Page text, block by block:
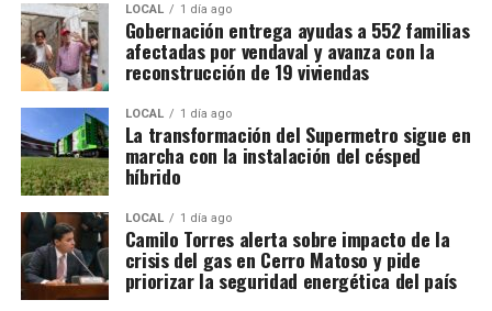
LOCAL 1 día ago
Gobernación entrega ayudas a 552 familias
afectadas por vendaval y avanza con la
reconstrucción de 19 viviendas
LOCAL 1 día ago
La transformación del Supermetro sigue en
marcha con la instalación del césped
híbrido
LOCAL 1 día ago
Camilo Torres alerta sobre impacto de la
crisis del gas en Cerro Matoso y pide
priorizar la seguridad energética del país